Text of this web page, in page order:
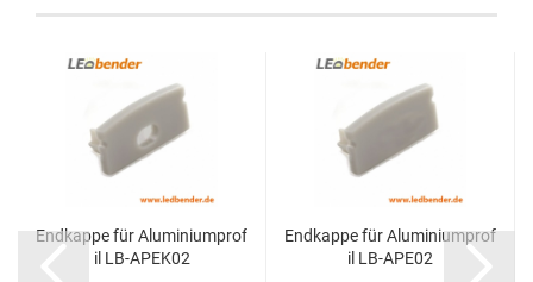
Endkappe für Aluminiumprof
il LB-APEK02
Endkappe für Aluminiumprof
il LB-APE02